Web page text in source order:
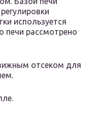
используется
печи рассмотрено
отсеком для